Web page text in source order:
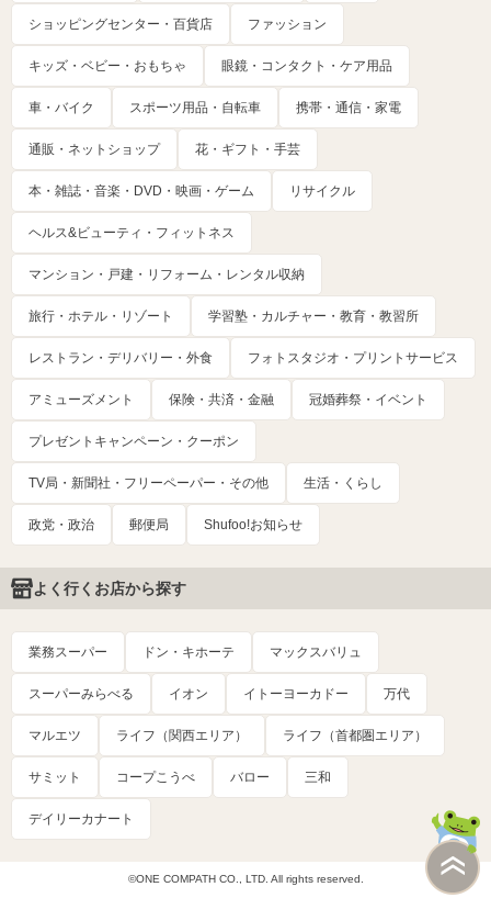
ショッピングセンター・百貨店 ファッション
キッズ・ベビー・おもちゃ 眼鏡・コンタクト・ケア用品
車・バイク スポーツ用品・自転車 携帯・通信・家電
通販・ネットショップ 花・ギフト・手芸
本・雑誌・音楽・DVD・映画・ゲーム リサイクル
ヘルス&ビューティ・フィットネス
マンション・戸建・リフォーム・レンタル収納
旅行・ホテル・リゾート 学習塾・カルチャー・教育・教習所
レストラン・デリバリー・外食 フォトスタジオ・プリントサービス
アミューズメント 保険・共済・金融 冠婚葬祭・イベント
プレゼントキャンペーン・クーポン
TV局・新聞社・フリーペーパー・その他 生活・くらし
政党・政治 郵便局 Shufoo!お知らせ
よく行くお店から探す
業務スーパー ドン・キホーテ マックスバリュ
スーパーみらべる イオン イトーヨーカドー 万代
マルエツ ライフ（関西エリア） ライフ（首都圏エリア）
サミット コープこうべ バロー 三和
デイリーカナート
©ONE COMPATH CO., LTD. All rights reserved.